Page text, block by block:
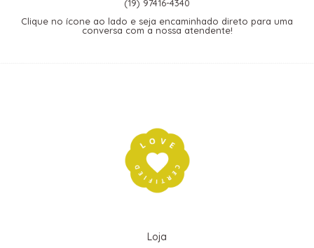
(19) 97416-4340
Clique no ícone ao lado e seja encaminhado direto para uma
conversa com a nossa atendente!
Loja